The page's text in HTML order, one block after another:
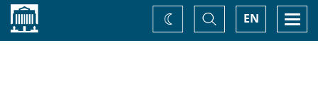
Accueil EN
Basculer
la
recherche
Changez
de